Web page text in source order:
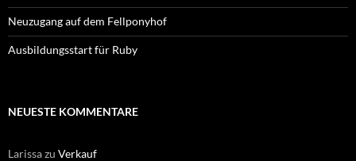
Neuzugang auf dem Fellponyhof
Ausbildungsstart für Ruby
NEUESTE KOMMENTARE
Larissazu Verkauf